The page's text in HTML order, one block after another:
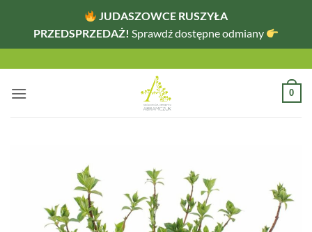
JUDASZOWCE RUSZYŁA
PRZEDSPRZEDAŻ! Sprawdź dostępne odmiany
zawartości
0